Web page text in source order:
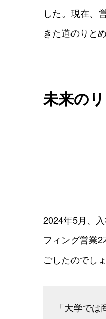
した。現在、
きた道のりと
未来の
2024年5月、
フィング営業
ごしたのでしょ
「大学で